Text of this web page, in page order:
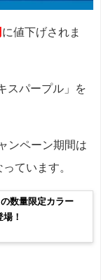
に値下げされま
スパープル」を
ンペーン期間は
っています。
数量限定カラー
！